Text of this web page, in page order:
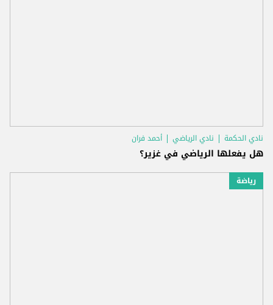
نادي الحكمة نادي الرياضي أحمد فران
هل يفعلها الرياضي في غزير؟
رياضة